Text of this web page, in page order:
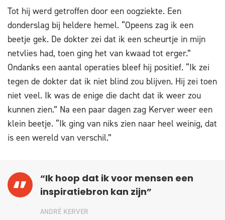
Tot hij werd getroffen door een oogziekte. Een
donderslag bij heldere hemel. “Opeens zag ik een
beetje gek. De dokter zei dat ik een scheurtje in mijn
netvlies had, toen ging het van kwaad tot erger.”
Ondanks een aantal operaties bleef hij positief. “Ik zei
tegen de dokter dat ik niet blind zou blijven. Hij zei toen
niet veel. Ik was de enige die dacht dat ik weer zou
kunnen zien.” Na een paar dagen zag Kerver weer een
klein beetje. “Ik ging van niks zien naar heel weinig, dat
is een wereld van verschil.”
“Ik hoop dat ik voor mensen een
inspiratiebron kan zijn”
ANDRÉ KERVER